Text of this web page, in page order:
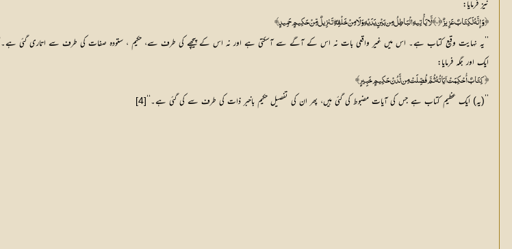
نیز فرمایا:
﴿ وَإِنَّهُ لَكِتَابٌ عَزِيزٌ ﴿٤١﴾ لَّا يَأْتِيهِ الْبَاطِلُ مِن بَيْنِ يَدَيْهِ وَلَا مِنْ خَلْفِهِ ۖ تَنزِيلٌ مِّنْ حَكِيمٍ حَمِيدٍ﴾
’’یہ نہایت وقیع کتاب ہے۔ اس میں غیر واقعی بات نہ اس کے آگے سے آسکتی ہے اور نہ اس کے پیچھے کی طرف سے، حکیم ، ستودہ صفات کی طرف سے اتاری گئی ہے۔‘‘
ایک اور جگہ فرمایا:
﴿ كِتَابٌ أُحْكِمَتْ آيَاتُهُ ثُمَّ فُصِّلَتْ مِن لَّدُنْ حَكِيمٍ خَبِيرٍ ﴾
’’(یہ) ایک عظیم کتاب ہے جس کی آیات مضبوط کی گئی ہیں، پھر ان کی تفصیل حکیم باخبر ذات کی طرف سے کی گئی ہے۔‘‘ [4]